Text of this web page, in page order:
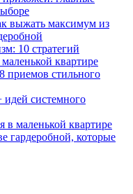
выжать максимум из
10 стратегий
квартире
приемов стильного
идей системного
в маленькой квартире
гардеробной, которые